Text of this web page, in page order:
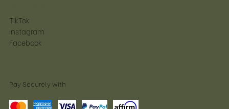
TikTok
Instagram
Facebook
Pay Securely with